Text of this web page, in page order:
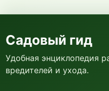
Садовый гид
Удобная энциклопедия
вредителей и ухода.